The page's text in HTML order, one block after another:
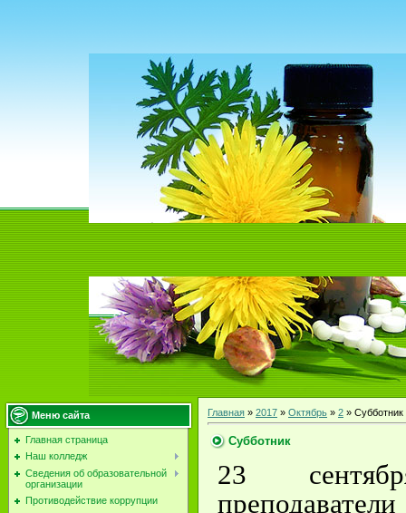
Меню сайта
Главная страница
Наш колледж
Сведения об образовательной
организации
Противодействие коррупции
Главная » 2017 » Октябрь » 2 » Субботник
Субботник
23